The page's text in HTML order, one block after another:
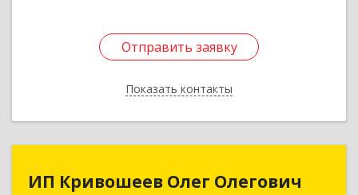
Отправить заявку
Показать контакты
Отправить заявку
Назад
ИП Кривошеев Олег Олегович